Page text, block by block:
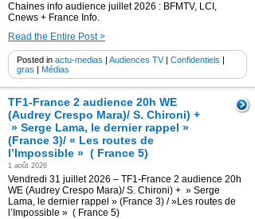
Chaines info audience juillet 2026 : BFMTV, LCI,
Cnews + France Info.
Read the Entire Post >
Posted in actu-medias | Audiences TV| Confidentiels |
gras | Médias
TF1-France 2 audience 20h WE
(Audrey Crespo Mara)/ S. Chironi) +
» Serge Lama, le dernier rappel »
(France 3)/ « Les routes de
l’Impossible » ( France 5)
1 août 2026
Vendredi 31 juillet 2026 – TF1-France 2 audience 20h
WE (Audrey Crespo Mara)/ S. Chironi) + » Serge
Lama, le dernier rappel » (France 3) / »Les routes de
l’Impossible » ( France 5)